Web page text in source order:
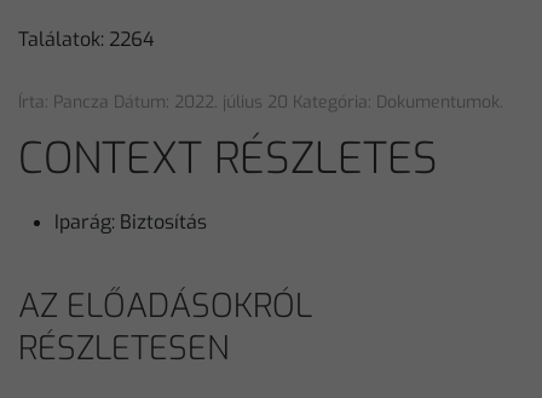
Találatok: 2264
Írta: Pancza Dátum: 2022. július 20 Kategória: Dokumentumok.
CONTEXT RÉSZLETES
Iparág: Biztosítás
AZ ELŐADÁSOKRÓL
RÉSZLETESEN